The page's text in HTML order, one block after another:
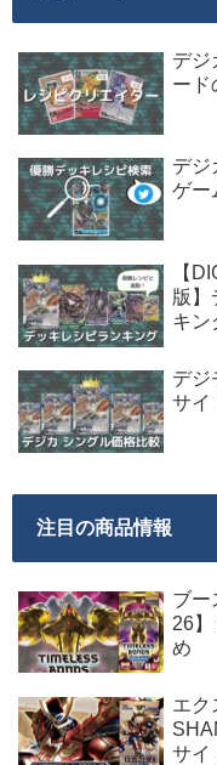
デジ
ード
デジ
ゲー
【
版】
キン
デジ
サイ
注目の商品情報
ブー
26
め
エク
サイ